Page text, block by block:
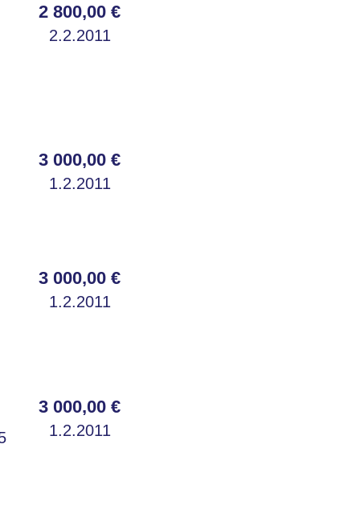
2 800,00 €
2.2.2011
3 000,00 €
1.2.2011
3 000,00 €
1.2.2011
3 000,00 €
1.2.2011